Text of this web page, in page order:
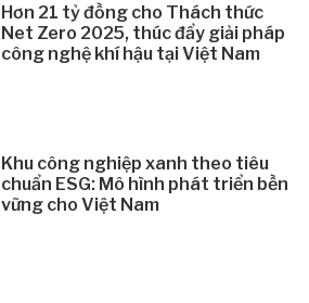
Hơn 21 tỷ đồng cho Thách thức
Net Zero 2025, thúc đẩy giải pháp
công nghệ khí hậu tại Việt Nam
Khu công nghiệp xanh theo tiêu
chuẩn ESG: Mô hình phát triển bền
vững cho Việt Nam